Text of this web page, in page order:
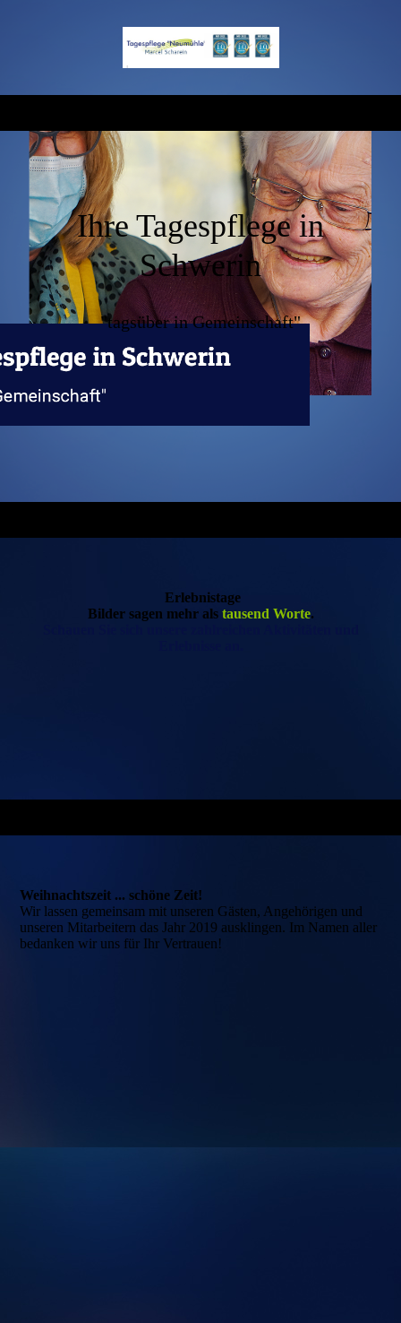
Ihre Tagespflege in
Schwerin
"tagsüber in Gemeinschaft"
Erlebnistage
Bilder sagen mehr als tausend Worte.
Weihnachtszeit ... schöne Zeit!
Wir lassen gemeinsam mit unseren Gästen, Angehörigen und
unseren Mitarbeitern das Jahr 2019 ausklingen. Im Namen aller
bedanken wir uns für Ihr Vertrauen!